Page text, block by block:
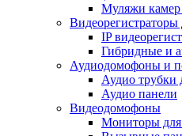
Муляжи камер
IP
Гибридные и
Аудиодомофоны и
Аудио трубки
Аудио панели
Видеодомофоны
Мониторы